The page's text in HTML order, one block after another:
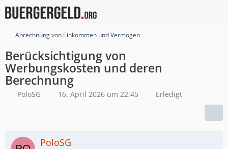
Anrechnung von Einkommen und Vermögen
Berücksichtigung von
Werbungskosten und deren
Berechnung
PoloSG 16. April 2026 um 22:45 Erledigt
PoloSG